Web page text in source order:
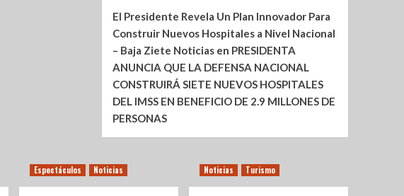
El Presidente Revela Un Plan Innovador Para
Construir Nuevos Hospitales a Nivel Nacional
– Baja Ziete Noticiasen PRESIDENTA
ANUNCIA QUE LA DEFENSA NACIONAL
CONSTRUIRÁ SIETE NUEVOS HOSPITALES
DEL IMSS EN BENEFICIO DE 2.9 MILLONES DE
PERSONAS
Espectáculos Noticias Noticias Turismo